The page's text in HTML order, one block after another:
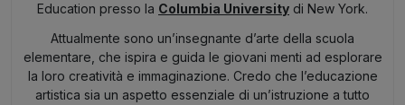
Education presso la Columbia University di New York.
Attualmente sono un’insegnante d’arte della scuola
elementare, che ispira e guida le giovani menti ad esplorare
la loro creatività e immaginazione. Credo che l’educazione
artistica sia un aspetto essenziale di un’istruzione a tutto